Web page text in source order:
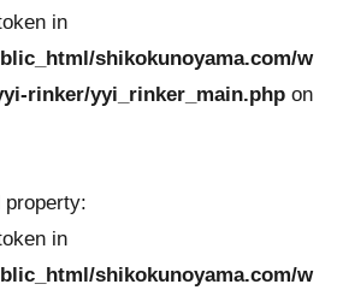
in
shikokunoyama.com/w
rinker/yyi_rinker_main.php on
property:
in
shikokunoyama.com/w